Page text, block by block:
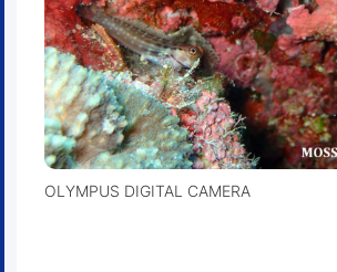
OLYMPUS DIGITAL CAMERA